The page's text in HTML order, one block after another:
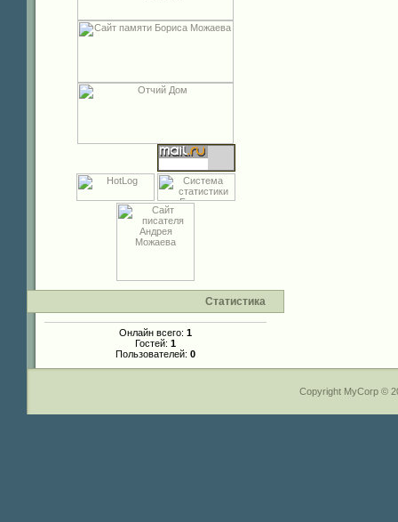
Статистика
Онлайн всего: 1
Гостей: 1
Пользователей: 0
Copyright MyCorp ©